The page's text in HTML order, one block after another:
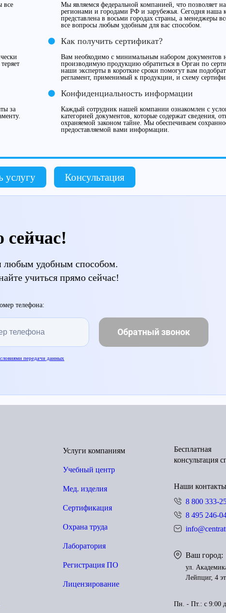
все
Мы являемся федеральной компанией, что позволяет
регионами и городами РФ и зарубежья. Сегодня наша
представлена в восьми городах страны, а менеджеры
все вопросы любым удобным для вас способом.
Как получить сертификат?
Вам необходимо с минимальным набором документов
производимую продукцию обратиться в Орган по
наши эксперты в короткие сроки помогут вам
регламент, применимый к продукции, и схему
за
Конфиденциальность информации
Каждый сотрудник нашей компании ознакомлен с
категорией документов, которые содержат сведения,
охраняемой законом тайне. Мы обеспечиваем
предоставляемой вами информации.
услугу Консультация
сейчас!
любым удобным способом.
учиться прямо сейчас!
телефона:
Обратный звонок
передачи данных
Услуги компаниям
Учебный центр
Мед. изделия
Сертификация
Охрана труда
Лаборатория
Регистрация ПО
Лицензирование
Бесплатная
консультация
Наши контакты
8 800 333-
8 495 246-
Ваш город:
ул.
Лейпциг, 4
Пн. - Пт.: с 9:00